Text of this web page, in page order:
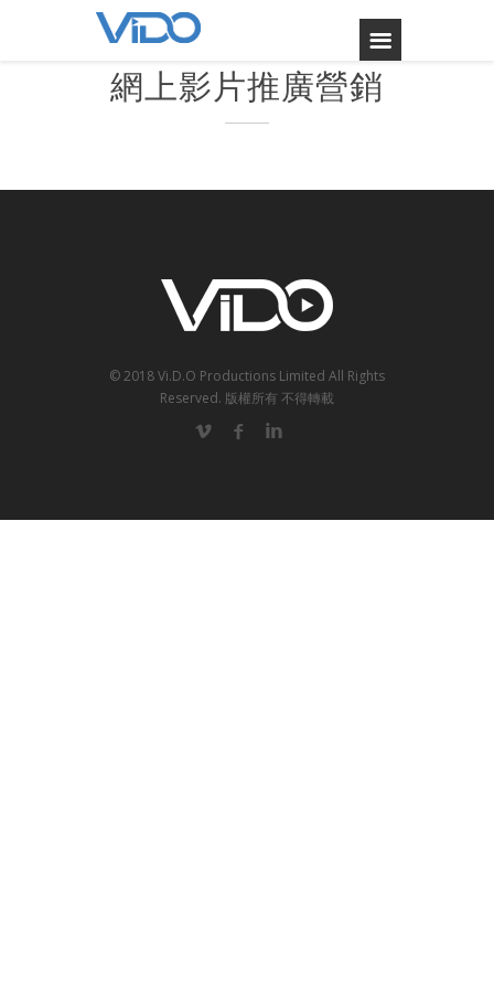
網上影片推廣營銷
© 2018 Vi.D.O Productions Limited All Rights
Reserved. 版權所有 不得轉載